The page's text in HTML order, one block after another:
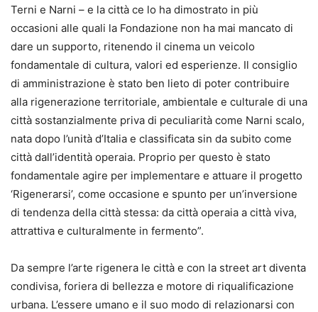
Terni e Narni – e la città ce lo ha dimostrato in più
occasioni alle quali la Fondazione non ha mai mancato di
dare un supporto, ritenendo il cinema un veicolo
fondamentale di cultura, valori ed esperienze. Il consiglio
di amministrazione è stato ben lieto di poter contribuire
alla rigenerazione territoriale, ambientale e culturale di una
città sostanzialmente priva di peculiarità come Narni scalo,
nata dopo l’unità d’Italia e classificata sin da subito come
città dall’identità operaia. Proprio per questo è stato
fondamentale agire per implementare e attuare il progetto
‘Rigenerarsi’, come occasione e spunto per un’inversione
di tendenza della città stessa: da città operaia a città viva,
attrattiva e culturalmente in fermento”.
Da sempre l’arte rigenera le città e con la street art diventa
condivisa, foriera di bellezza e motore di riqualificazione
urbana. L’essere umano e il suo modo di relazionarsi con